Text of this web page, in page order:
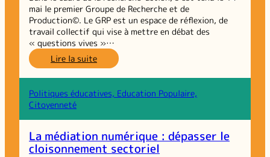
mai le premier Groupe de Recherche et de
Production©. Le GRP est un espace de réflexion, de
travail collectif qui vise à mettre en débat des
« questions vives »…
Lire la suite:
Tiers
Lieux
de
Premier
GRP
Politiques éducatives, Education Populaire,
Citoyenneté
La médiation numérique : dépasser le
cloisonnement sectoriel